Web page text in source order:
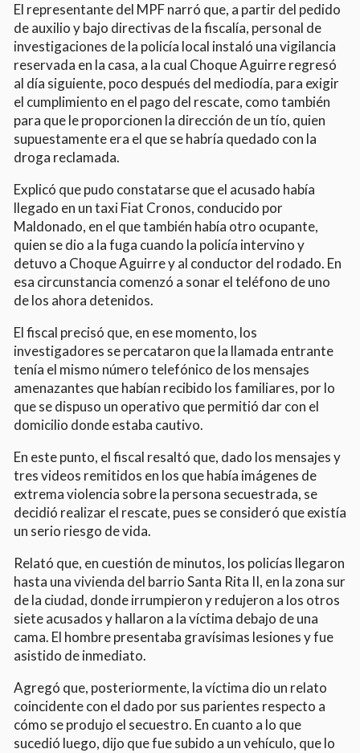
El representante del MPF narró que, a partir del pedido
de auxilio y bajo directivas de la fiscalía, personal de
investigaciones de la policía local instaló una vigilancia
reservada en la casa, a la cual Choque Aguirre regresó
al día siguiente, poco después del mediodía, para exigir
el cumplimiento en el pago del rescate, como también
para que le proporcionen la dirección de un tío, quien
supuestamente era el que se habría quedado con la
droga reclamada.
Explicó que pudo constatarse que el acusado había
llegado en un taxi Fiat Cronos, conducido por
Maldonado, en el que también había otro ocupante,
quien se dio a la fuga cuando la policía intervino y
detuvo a Choque Aguirre y al conductor del rodado. En
esa circunstancia comenzó a sonar el teléfono de uno
de los ahora detenidos.
El fiscal precisó que, en ese momento, los
investigadores se percataron que la llamada entrante
tenía el mismo número telefónico de los mensajes
amenazantes que habían recibido los familiares, por lo
que se dispuso un operativo que permitió dar con el
domicilio donde estaba cautivo.
En este punto, el fiscal resaltó que, dado los mensajes y
tres videos remitidos en los que había imágenes de
extrema violencia sobre la persona secuestrada, se
decidió realizar el rescate, pues se consideró que existía
un serio riesgo de vida.
Relató que, en cuestión de minutos, los policías llegaron
hasta una vivienda del barrio Santa Rita II, en la zona sur
de la ciudad, donde irrumpieron y redujeron a los otros
siete acusados y hallaron a la víctima debajo de una
cama. El hombre presentaba gravísimas lesiones y fue
asistido de inmediato.
Agregó que, posteriormente, la víctima dio un relato
coincidente con el dado por sus parientes respecto a
cómo se produjo el secuestro. En cuanto a lo que
sucedió luego, dijo que fue subido a un vehículo, que lo